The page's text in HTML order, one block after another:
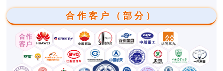
合作客户（部分）